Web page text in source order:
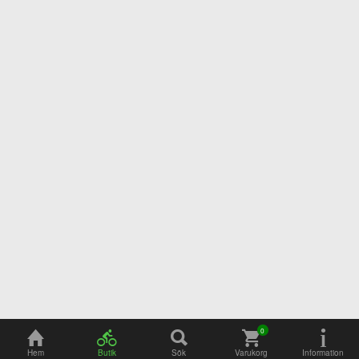
Adress Öppettider
Hem Butik Sök Varukorg Information